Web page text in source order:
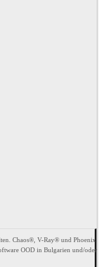
Chaos®, V-Ray® und Phoenix
OOD in Bulgarien und/oder